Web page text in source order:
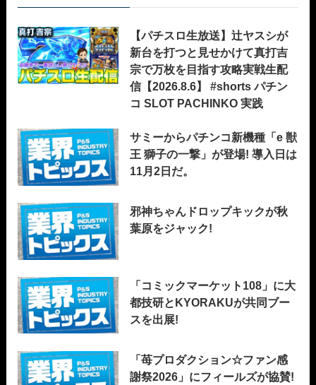
【パチスロ生放送】辻ヤスシが
新台を打つと見せかけて真打吉
宗で万枚を目指す攻略実戦生配
信【2026.8.6】 #shorts パチン
コ SLOT PACHINKO 実践
サミーからパチンコ新機種「e 獣
王 獅子の一撃」が登場! 導入日は
11月2日だ。
邪神ちゃんドロップキックが秋
葉原をジャック!
「コミックマーケット108」に大
都技研とKYORAKUが共同ブー
スを出展!
「苺プロダクション☆ファン感
謝祭2026」にフィールズが協賛!